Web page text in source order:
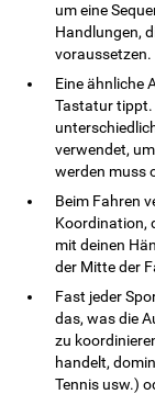
um eine
Handlungen,
voraussetzen.
Eine ähnliche
Tastatur tippt.
verwendet,
werden muss
Beim Fahren
Koordination,
mit deinen
der Mitte der
Fast jeder
das, was die
zu
handelt,
Tennis usw.)